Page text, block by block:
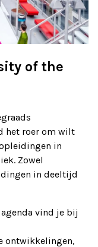
of the
het roer om wilt
in
Zowel
in deeltijd
vind je bij
ontwikkelingen,